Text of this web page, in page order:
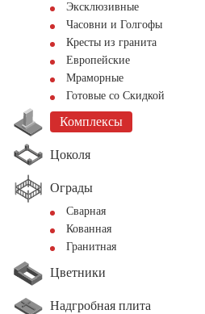
Эксклюзивные
Часовни и Голгофы
Кресты из гранита
Европейские
Мраморные
Готовые со Скидкой
Комплексы
Цоколя
Ограды
Сварная
Кованная
Гранитная
Цветники
Надгробная плита